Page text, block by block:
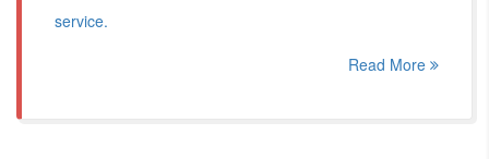
service.
Read More